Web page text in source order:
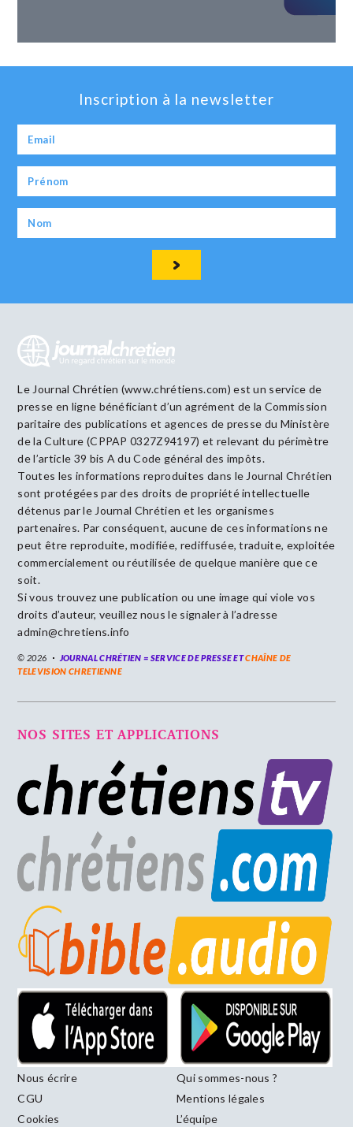
Inscription à la newsletter
Le Journal Chrétien (www.chrétiens.com) est un service de
presse en ligne bénéficiant d’un agrément de la Commission
paritaire des publications et agences de presse du Ministère
de la Culture (CPPAP 0327Z94197) et relevant du périmètre
de l’article 39 bis A du Code général des impôts.
Toutes les informations reproduites dans le Journal Chrétien
sont protégées par des droits de propriété intellectuelle
détenus par le Journal Chrétien et les organismes
partenaires. Par conséquent, aucune de ces informations ne
peut être reproduite, modifiée, rediffusée, traduite, exploitée
commercialement ou réutilisée de quelque manière que ce
soit.
Si vous trouvez une publication ou une image qui viole vos
droits d’auteur, veuillez nous le signaler à l’adresse
admin@chretiens.info
© 2026 JOURNAL CHRÉTIEN = SERVICE DE PRESSE ETCHAÎNE DE
TELEVISION CHRETIENNE
NOS SITES ET APPLICATIONS
Nous écrire
Qui sommes-nous ?
CGU
Mentions légales
Cookies
L’équipe